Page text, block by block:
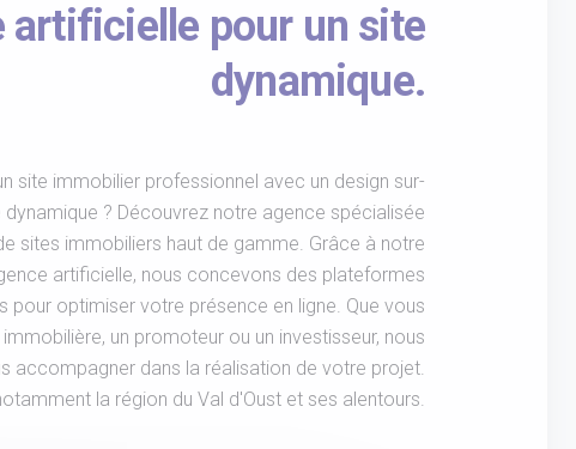
artificielle pour un site
dynamique.
site immobilier professionnel avec un design sur-
? Découvrez notre agence spécialisée
sites immobiliers haut de gamme. Grâce à notre
artificielle, nous concevons des plateformes
pour optimiser votre présence en ligne. Que vous
un promoteur ou un investisseur, nous
accompagner dans la réalisation de votre projet.
la région du Val d'Oust et ses alentours.